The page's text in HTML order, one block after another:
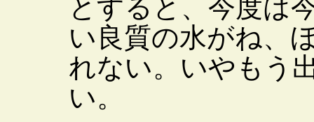
とすると、今度は
い良質の水がね、
れない。いやもう
い。